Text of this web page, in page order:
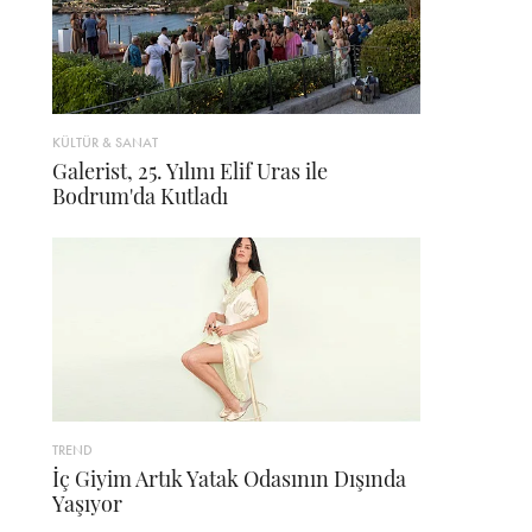
KÜLTÜR & SANAT
Galerist, 25. Yılını Elif Uras ile
Bodrum'da Kutladı
TREND
İç Giyim Artık Yatak Odasının Dışında
Yaşıyor